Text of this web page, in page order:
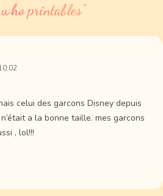
who printables”
celui des garcons Disney depuis
a la bonne taille. mes garcons
, lol!!!